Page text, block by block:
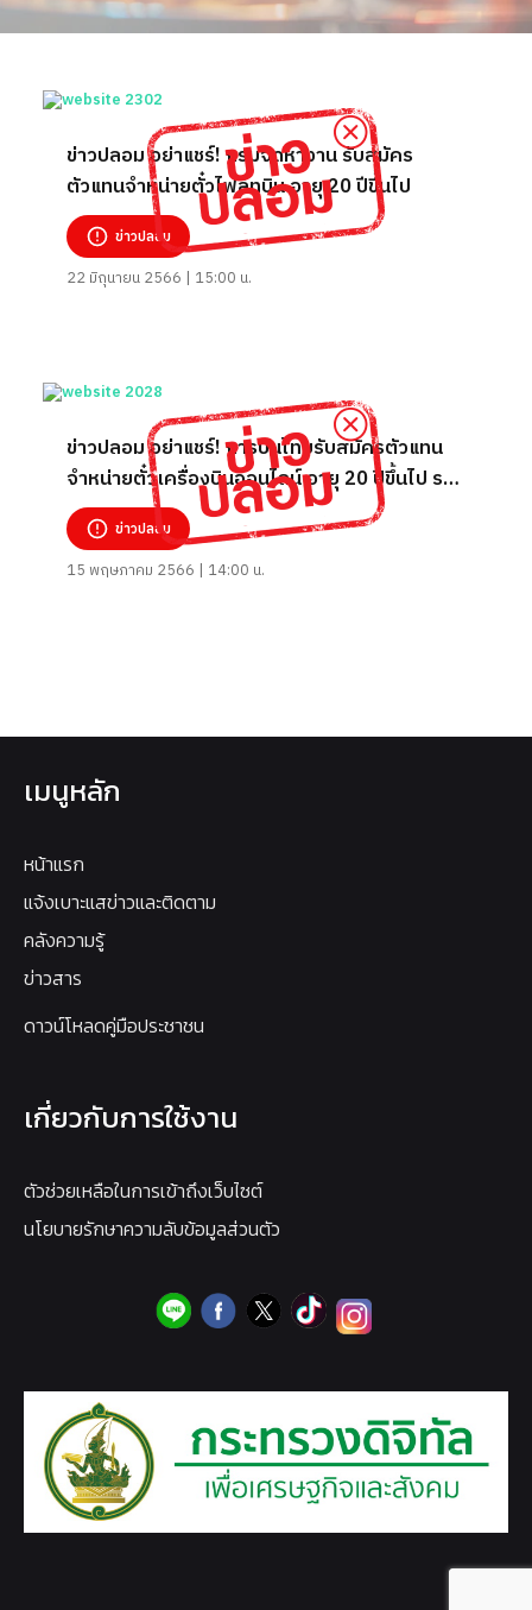
ข่าวปลอม อย่าแชร์! กรมจัดหางาน รับสมัคร
ตัวแทนจำหน่ายตั๋วไฟล์ทบิน อายุ 20 ปีขึ้นไป
ข่าวปลอม
22 มิถุนายน 2566 | 15:00 น.
ข่าวปลอม อย่าแชร์! การบินไทยรับสมัครตัวแทน
จำหน่ายตั๋วเครื่องบินออนไลน์ อายุ 20 ปีขึ้นไป ราย
ได้ 750
ข่าวปลอม
15 พฤษภาคม 2566 | 14:00 น.
เมนูหลัก
หน้าแรก
แจ้งเบาะแสข่าวและติดตาม
คลังความรู้
ข่าวสาร
ดาวน์โหลดคู่มือประชาชน
เกี่ยวกับการใช้งาน
ตัวช่วยเหลือในการเข้าถึงเว็บไซต์
นโยบายรักษาความลับข้อมูลส่วนตัว